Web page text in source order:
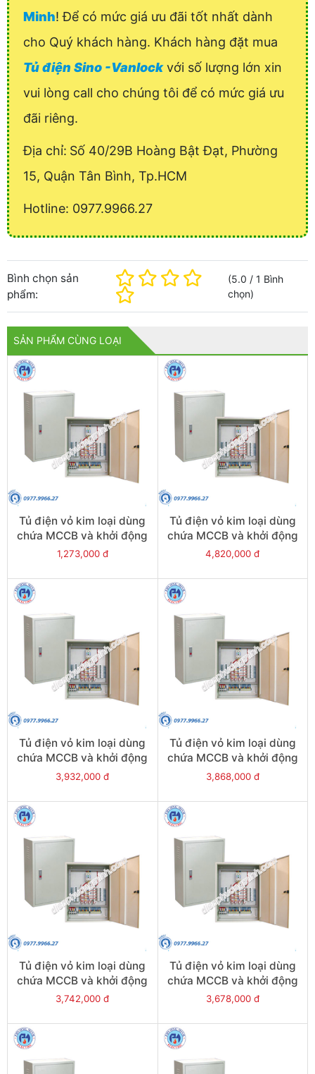
Minh! Để có mức giá ưu đãi tốt nhất dành
cho Quý khách hàng. Khách hàng đặt mua
Tủ điện Sino -Vanlockvới số lượng lớn xin
vui lòng call cho chúng tôi để có mức giá ưu
đãi riêng.
Địa chỉ: Số 40/29B Hoàng Bật Đạt, Phường
15, Quận Tân Bình, Tp.HCM
Hotline: 0977.9966.27
Bình chọn sản
phẩm:
(5.0 /1 Bình
chọn)
SẢN PHẨM CÙNG LOẠI
Tủ điện vỏ kim loại dùng
chứa MCCB và khởi động
từ - Model CKE51
1,273,000 đ
Tủ điện vỏ kim loại dùng
chứa MCCB và khởi động
từ - Model CKE21
4,820,000 đ
Tủ điện vỏ kim loại dùng
chứa MCCB và khởi động
từ - Model CKE20
3,932,000 đ
Tủ điện vỏ kim loại dùng
chứa MCCB và khởi động
từ - Model CKE19
3,868,000 đ
Tủ điện vỏ kim loại dùng
chứa MCCB và khởi động
từ - Model CKE18
3,742,000 đ
Tủ điện vỏ kim loại dùng
chứa MCCB và khởi động
từ - Model CKE17
3,678,000 đ